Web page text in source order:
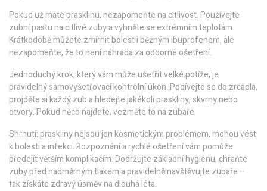
Pokud už máte prasklinu, nezapomeňte na citlivost. Používejte
zubní pastu na citlivé zuby a vyhněte se extrémním teplotám.
Krátkodobě můžete zmírnit bolest i běžným ibuprofenem, ale
nezapomeňte, že to není náhrada za odborné ošetření.
Jednoduchý krok, který vám může ušetřit velké potíže, je
pravidelný samovyšetřovací kontrolní úkon. Podívejte se do zrcadla,
projděte si každý zub a hledejte jakékoli praskliny, skvrny nebo
otvory. Pokud něco najdete, vezměte to na zubaře.
Shrnutí: praskliny nejsou jen kosmetickým problémem, mohou vést
k bolesti a infekci. Rozpoznání a rychlé ošetření vám pomůže
předejít větším komplikacím. Dodržujte základní hygienu, chraňte
zuby před nadměrným tlakem a pravidelně navštěvujte zubaře –
tak získáte zdravý úsměv na dlouhá léta.